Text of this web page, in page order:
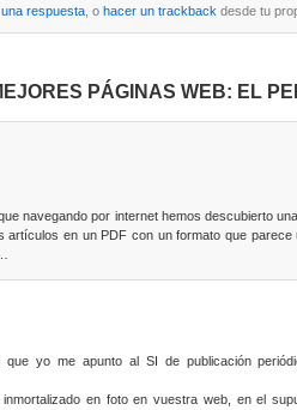
respuesta, o hacer un trackback desde tu
PÁGINAS WEB: EL
navegando por internet hemos descubierto
artículos en un PDF con un formato que
que yo me apunto al SI de publicación
en foto en vuestra web, en el